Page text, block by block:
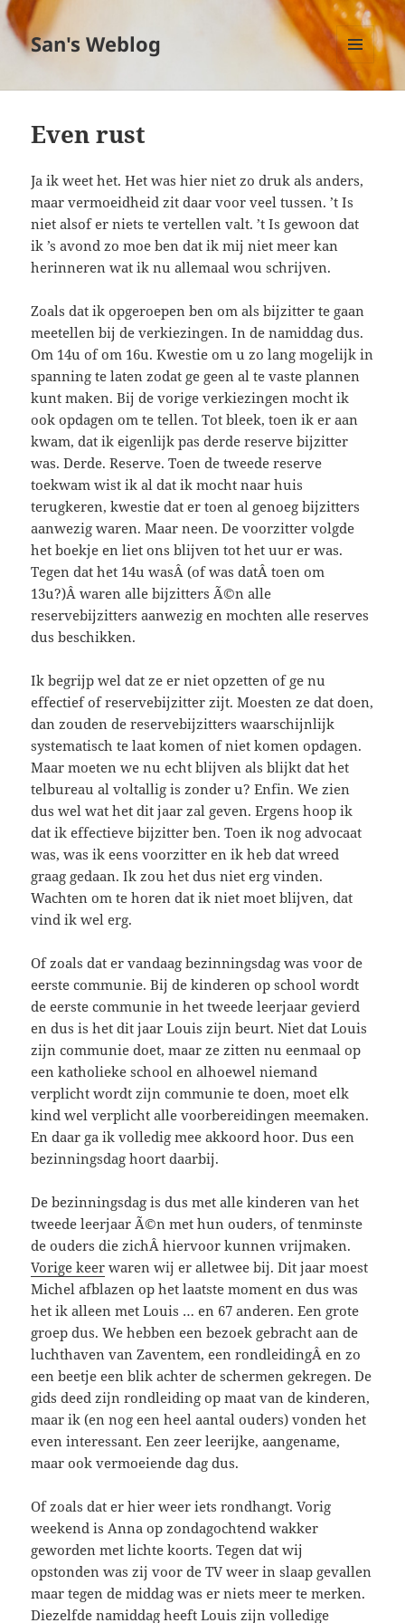
San's Weblog
MENU
EN
Even rust
Ja ik weet het. Het was hier niet zo druk als anders,
maar vermoeidheid zit daar voor veel tussen. ’t Is
niet alsof er niets te vertellen valt. ’t Is gewoon dat
ik ’s avond zo moe ben dat ik mij niet meer kan
herinneren wat ik nu allemaal wou schrijven.
Zoals dat ik opgeroepen ben om als bijzitter te gaan
meetellen bij de verkiezingen. In de namiddag dus.
Om 14u of om 16u. Kwestie om u zo lang mogelijk in
spanning te laten zodat ge geen al te vaste plannen
kunt maken. Bij de vorige verkiezingen mocht ik
ook opdagen om te tellen. Tot bleek, toen ik er aan
kwam, dat ik eigenlijk pas derde reserve bijzitter
was. Derde. Reserve. Toen de tweede reserve
toekwam wist ik al dat ik mocht naar huis
terugkeren, kwestie dat er toen al genoeg bijzitters
aanwezig waren. Maar neen. De voorzitter volgde
het boekje en liet ons blijven tot het uur er was.
Tegen dat het 14u wasÂ (of was datÂ toen om
13u?)Â waren alle bijzitters Ã©n alle
reservebijzitters aanwezig en mochten alle reserves
dus beschikken.
Ik begrijp wel dat ze er niet opzetten of ge nu
effectief of reservebijzitter zijt. Moesten ze dat doen,
dan zouden de reservebijzitters waarschijnlijk
systematisch te laat komen of niet komen opdagen.
Maar moeten we nu echt blijven als blijkt dat het
telbureau al voltallig is zonder u? Enfin. We zien
dus wel wat het dit jaar zal geven. Ergens hoop ik
dat ik effectieve bijzitter ben. Toen ik nog advocaat
was, was ik eens voorzitter en ik heb dat wreed
graag gedaan. Ik zou het dus niet erg vinden.
Wachten om te horen dat ik niet moet blijven, dat
vind ik wel erg.
Of zoals dat er vandaag bezinningsdag was voor de
eerste communie. Bij de kinderen op school wordt
de eerste communie in het tweede leerjaar gevierd
en dus is het dit jaar Louis zijn beurt. Niet dat Louis
zijn communie doet, maar ze zitten nu eenmaal op
een katholieke school en alhoewel niemand
verplicht wordt zijn communie te doen, moet elk
kind wel verplicht alle voorbereidingen meemaken.
En daar ga ik volledig mee akkoord hoor. Dus een
bezinningsdag hoort daarbij.
De bezinningsdag is dus met alle kinderen van het
tweede leerjaar Ã©n met hun ouders, of tenminste
de ouders die zichÂ hiervoor kunnen vrijmaken.
Vorige keer waren wij er alletwee bij. Dit jaar moest
Michel afblazen op het laatste moment en dus was
het ik alleen met Louis … en 67 anderen. Een grote
groep dus. We hebben een bezoek gebracht aan de
luchthaven van Zaventem, een rondleidingÂ en zo
een beetje een blik achter de schermen gekregen. De
gids deed zijn rondleiding op maat van de kinderen,
maar ik (en nog een heel aantal ouders) vonden het
even interessant. Een zeer leerijke, aangename,
maar ook vermoeiende dag dus.
Of zoals dat er hier weer iets rondhangt. Vorig
weekend is Anna op zondagochtend wakker
geworden met lichte koorts. Tegen dat wij
opstonden was zij voor de TV weer in slaap gevallen
maar tegen de middag was er niets meer te merken.
Diezelfde namiddag heeft Louis zijn volledige